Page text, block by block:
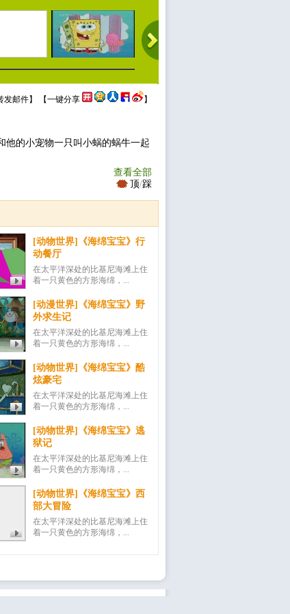
发邮件】 【一键分享 】
他的小宠物一只叫小蜗的蜗牛一起
查看全部
顶/踩
[动物世界]《海绵宝宝》行
动餐厅
在太平洋深处的比基尼海滩上住
着一只黄色的方形海绵，...
[动漫世界]《海绵宝宝》野
外求生记
在太平洋深处的比基尼海滩上住
着一只黄色的方形海绵，...
[动物世界]《海绵宝宝》酷
炫豪宅
在太平洋深处的比基尼海滩上住
着一只黄色的方形海绵，...
[动物世界]《海绵宝宝》逃
狱记
在太平洋深处的比基尼海滩上住
着一只黄色的方形海绵，...
[动物世界]《海绵宝宝》西
部大冒险
在太平洋深处的比基尼海滩上住
着一只黄色的方形海绵，...